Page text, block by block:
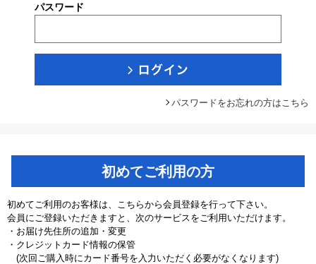
パスワード
パスワードをお忘れの方はこちら
初めてご利用の方
初めてご利用のお客様は、こちらから会員登録を行って下さい。
会員にご登録いただきますと、次のサービスをご利用いただけます。
・お届け先住所の追加・変更
・クレジットカード情報の保管
(次回ご購入時にカード番号を入力いただく必要がなくなります)